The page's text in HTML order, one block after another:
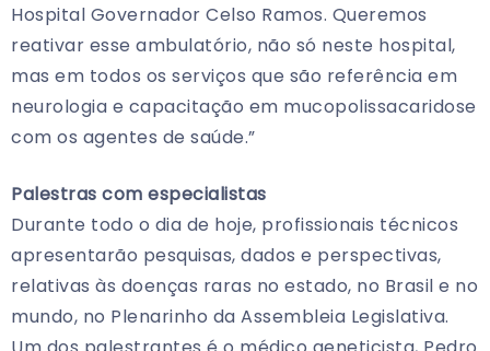
Hospital Governador Celso Ramos. Queremos
reativar esse ambulatório, não só neste hospital,
mas em todos os serviços que são referência em
neurologia e capacitação em mucopolissacaridose
com os agentes de saúde.”
Palestras com especialistas
Durante todo o dia de hoje, profissionais técnicos
apresentarão pesquisas, dados e perspectivas,
relativas às doenças raras no estado, no Brasil e no
mundo, no Plenarinho da Assembleia Legislativa.